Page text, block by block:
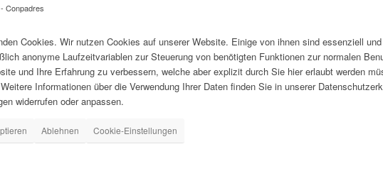
Conpadres
Cookies. Wir nutzen Cookies auf unserer Website. Einige von ihnen sind essenziell
anonyme Laufzeitvariablen zur Steuerung von benötigten Funktionen zur normalen
und Ihre Erfahrung zu verbessern, welche aber explizit durch Sie hier erlaubt werden
Informationen über die Verwendung Ihrer Daten finden Sie in unserer
widerrufen oder anpassen.
Ablehnen Cookie-Einstellungen